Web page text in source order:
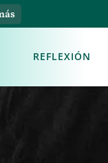
REFLEXIÓN